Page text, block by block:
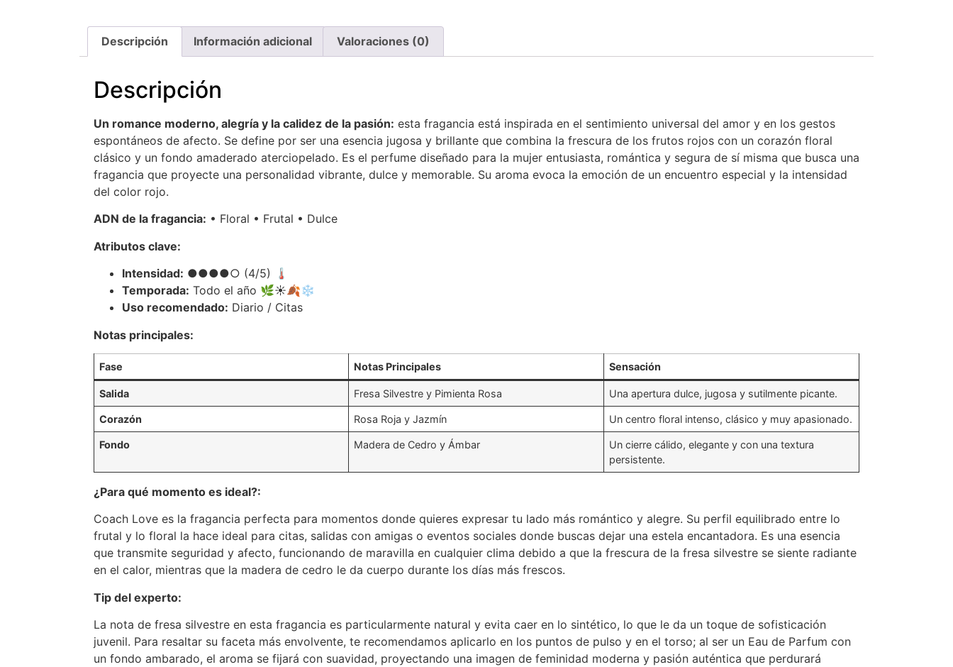
Descripción Información adicional Valoraciones (0)
Descripción
Un romance moderno, alegría y la calidez de la pasión: esta fragancia está inspirada en el sentimiento universal del amor y en los gestos
espontáneos de afecto. Se define por ser una esencia jugosa y brillante que combina la frescura de los frutos rojos con un corazón floral
clásico y un fondo amaderado aterciopelado. Es el perfume diseñado para la mujer entusiasta, romántica y segura de sí misma que busca una
fragancia que proyecte una personalidad vibrante, dulce y memorable. Su aroma evoca la emoción de un encuentro especial y la intensidad
del color rojo.
ADN de la fragancia: • Floral • Frutal • Dulce
Atributos clave:
Intensidad: ●●●●○ (4/5) 🌡️
Temporada: Todo el año 🌿☀️🍂❄️
Uso recomendado: Diario / Citas
Notas principales:
Fase Notas Principales Sensación
Salida Fresa Silvestre y Pimienta Rosa Una apertura dulce, jugosa y sutilmente picante.
Corazón Rosa Roja y Jazmín Un centro floral intenso, clásico y muy apasionado.
Fondo Madera de Cedro y Ámbar
Un cierre cálido, elegante y con una textura
persistente.
¿Para qué momento es ideal?:
Coach Love es la fragancia perfecta para momentos donde quieres expresar tu lado más romántico y alegre. Su perfil equilibrado entre lo
frutal y lo floral la hace ideal para citas, salidas con amigas o eventos sociales donde buscas dejar una estela encantadora. Es una esencia
que transmite seguridad y afecto, funcionando de maravilla en cualquier clima debido a que la frescura de la fresa silvestre se siente radiante
en el calor, mientras que la madera de cedro le da cuerpo durante los días más frescos.
Tip del experto:
La nota de fresa silvestre en esta fragancia es particularmente natural y evita caer en lo sintético, lo que le da un toque de sofisticación
juvenil. Para resaltar su faceta más envolvente, te recomendamos aplicarlo en los puntos de pulso y en el torso; al ser un Eau de Parfum con
un fondo ambarado, el aroma se fijará con suavidad, proyectando una imagen de feminidad moderna y pasión auténtica que perdurará